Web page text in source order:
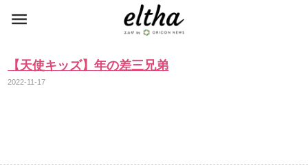
【天使キッズ】年の差三兄弟
2022-11-17